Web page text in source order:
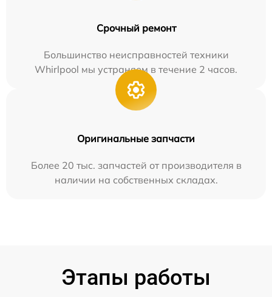
Срочный ремонт
Большинство неисправностей техники
Whirlpool мы устраняем в течение 2 часов.
Оригинальные запчасти
Более 20 тыс. запчастей от производителя в
наличии на собственных складах.
Этапы работы